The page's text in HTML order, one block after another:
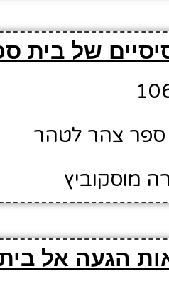
של בית
צהר לטהר
מוסקוביץ
הגעה אל